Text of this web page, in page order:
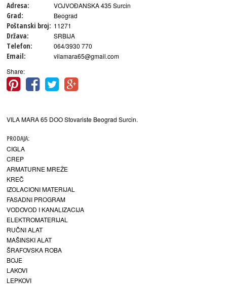
Adresa: VOJVOĐANSKA 435 Surcin
Grad: Beograd
Poštanski broj: 11271
Država: SRBIJA
Telefon: 064/3930 770
Email:
vilamara65@gmail.com
Share:
VILA MARA 65 DOO Stovariste Beograd Surcin.
PRODAJA:
CIGLA
CREP
ARMATURNE MREŽE
KREČ
IZOLACIONI MATERIJAL
FASADNI PROGRAM
VODOVOD I KANALIZACIJA
ELEKTROMATERIJAL
RUČNI ALAT
MAŠINSKI ALAT
ŠRAFOVSKA ROBA
BOJE
LAKOVI
LEPKOVI